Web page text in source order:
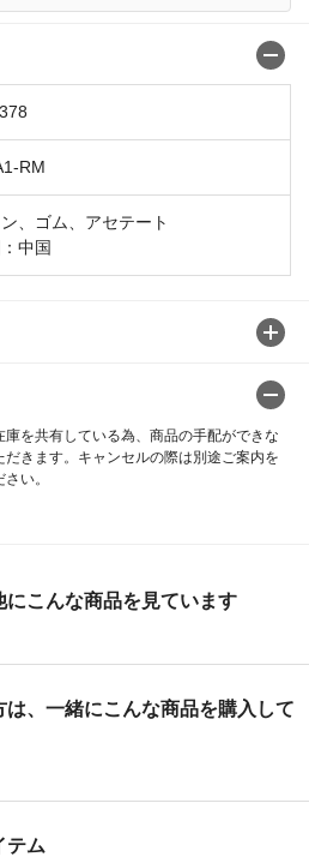
RM
、ゴム、アセテート
中国
を共有している為、商品の手配ができな
きます。キャンセルの際は別途ご案内を
い。
にこんな商品を見ています
、一緒にこんな商品を購入して
テム